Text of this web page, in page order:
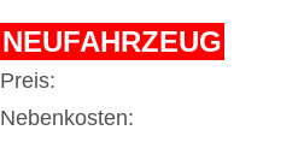
NEUFAHRZEUG
Preis:
Nebenkosten: